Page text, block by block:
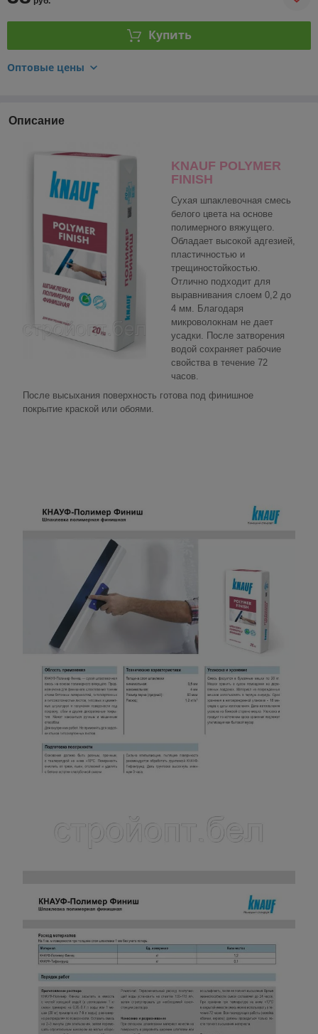
Купить
Оптовые цены
Описание
KNAUF POLYMER
FINISH
Сухая шпаклевочная смесь
белого цвета на основе
полимерного вяжущего.
Обладает высокой адгезией,
пластичностью и
трещиностойкостью.
Отлично подходит для
выравнивания слоем 0,2 до
4 мм. Благодаря
микроволокнам не дает
усадки. После затворения
водой сохраняет рабочие
свойства в течение 72
часов.
После высыхания поверхность готова под финишное
покрытие краской или обоями.